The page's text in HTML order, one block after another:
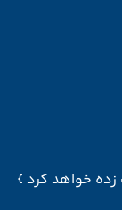
خواهد کرد }